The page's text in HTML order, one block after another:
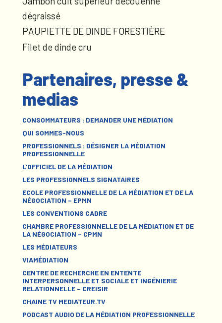
dégraissé
PAUPIETTE DE DINDE FORESTIÈRE
Filet de dinde cru
Partenaires, presse &
medias
CONSOMMATEURS : DEMANDER UNE MÉDIATION
QUI SOMMES-NOUS
PROFESSIONNELS : DÉSIGNER LA MÉDIATION
PROFESSIONNELLE
L’OFFICIEL DE LA MÉDIATION
LES PROFESSIONNELS SIGNATAIRES
ECOLE PROFESSIONNELLE DE LA MÉDIATION ET DE LA
NÉGOCIATION – EPMN
LES CONVENTIONS CADRE
CHAMBRE PROFESSIONNELLE DE LA MÉDIATION ET DE
LA NÉGOCIATION – CPMN
LES MÉDIATEURS
VIAMÉDIATION
CENTRE DE RECHERCHE EN ENTENTE
INTERPERSONNELLE ET SOCIALE ET INGÉNIERIE
RELATIONNELLE – CREISIR
CHAINE TV MEDIATEUR.TV
PODCAST AUDIO DE LA MÉDIATION PROFESSIONNELLE